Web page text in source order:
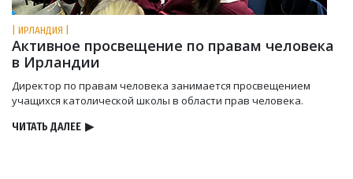
| ИРЛАНДИЯ |
Активное просвещение по правам человека
в Ирландии
Директор по правам человека занимается просвещением
учащихся католической школы в области прав человека.
ЧИТАТЬ ДАЛЕЕ ▶